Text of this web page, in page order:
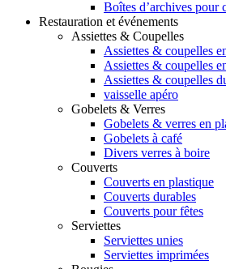
Boîtes d’archives pour
Restauration et événements
Assiettes & Coupelles
Assiettes & coupelles
Assiettes & coupelles
Assiettes & coupelles
vaisselle apéro
Gobelets & Verres
Gobelets & verres en
Gobelets à café
Divers verres à boire
Couverts
Couverts en plastique
Couverts durables
Couverts pour fêtes
Serviettes
Serviettes unies
Serviettes imprimées